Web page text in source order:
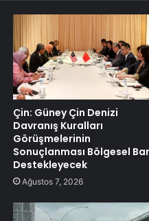
Çin: Güney Çin Denizi
Davranış Kuralları
Görüşmelerinin
Sonuçlanması Bölgesel
Destekleyecek
Ağustos 7, 2026